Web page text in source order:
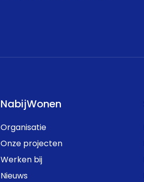
NabijWonen
Organisatie
Onze projecten
Werken bij
Nieuws